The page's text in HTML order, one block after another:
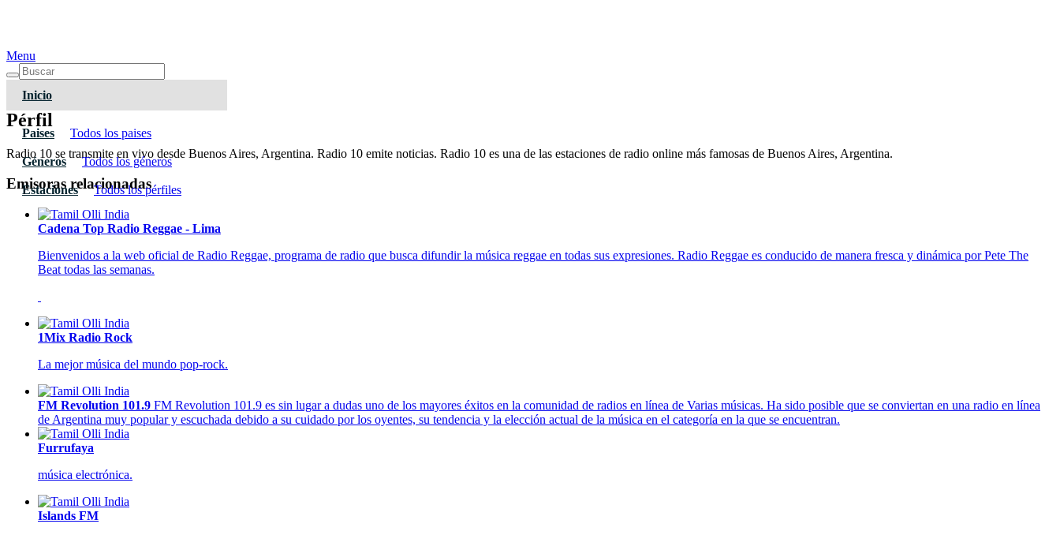
Menu
Inicio
Paises Todos los paises
Géneros Todos los géneros
Estaciones Todos los pérfiles
Pérfil
Radio 10 se transmite en vivo desde Buenos Aires, Argentina. Radio 10 emite noticias. Radio 10 es una de las estaciones de radio online más famosas de Buenos Aires, Argentina.
Emisoras relacionadas
Cadena Top Radio Reggae - Lima
Bienvenidos a la web oficial de Radio Reggae, programa de radio que busca difundir la música reggae en todas sus expresiones. Radio Reggae es conducido de manera fresca y dinámica por Pete The
Beat todas las semanas.
1Mix Radio Rock
La mejor música del mundo pop-rock.
FM Revolution 101.9 FM Revolution 101.9 es sin lugar a dudas uno de los mayores éxitos en la comunidad de radios en línea de Varias músicas. Ha sido posible que se conviertan en una radio en línea
de Argentina muy popular y escuchada debido a su cuidado por los oyentes, su tendencia y la elección actual de la música en el categoría en la que se encuentran.
Furrufaya
música electrónica.
Islands FM